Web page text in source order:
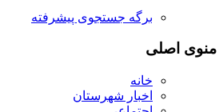
برگه جستجوی پیشرفته
منوی اصلی
خانه
اخبار شهرستان